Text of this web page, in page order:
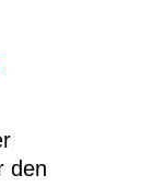
den